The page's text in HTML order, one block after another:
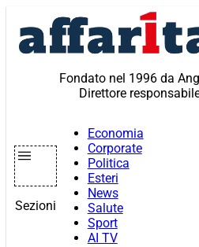
contenuto
Fondato nel 1996 da
Direttore
Sezioni
Economia
Corporate
Politica
Esteri
News
Salute
Sport
AI TV